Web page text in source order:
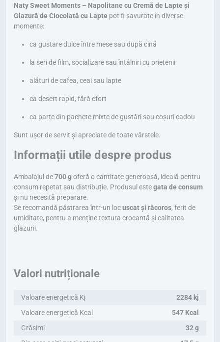
Naty Sweet Moments – Napolitane cu Cremă de Lapte și
Glazură de Ciocolată cu Lapte pot fi savurate în diverse
momente:
ca gustare dulce între mese sau după cină
la seri de film, socializare sau întâlniri cu prietenii
alături de cafea, ceai sau lapte
ca desert rapid, fără efort
ca parte din pachete mixte de gustări sau coșuri cadou
Sunt ușor de servit și apreciate de toate vârstele.
Informații utile despre produs
Ambalajul de700 goferă o cantitate generoasă, ideală pentru
consum repetat sau distribuție. Produsul estegata de consum
și nu necesită preparare.
Se recomandă păstrarea într-un locuscat și răcoros, ferit de
umiditate, pentru a menține textura crocantă și calitatea
glazurii.
Valori nutriționale
Valoare energetică Kj
2284 kj
Valoare energetică Kcal
547 Kcal
Grăsimi
32 g